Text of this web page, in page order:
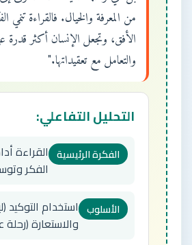
من المعرفة والخيال. فالقراءة تنمي
الأفق، وتجعل الإنسان أكثر قدرة
والتعامل مع تعقيداتها."
التحليل التفاعلي:
الفكرة الرئيسية القراءة
الفكر
الأسلوب استخدام
والاستعارة (رحلة